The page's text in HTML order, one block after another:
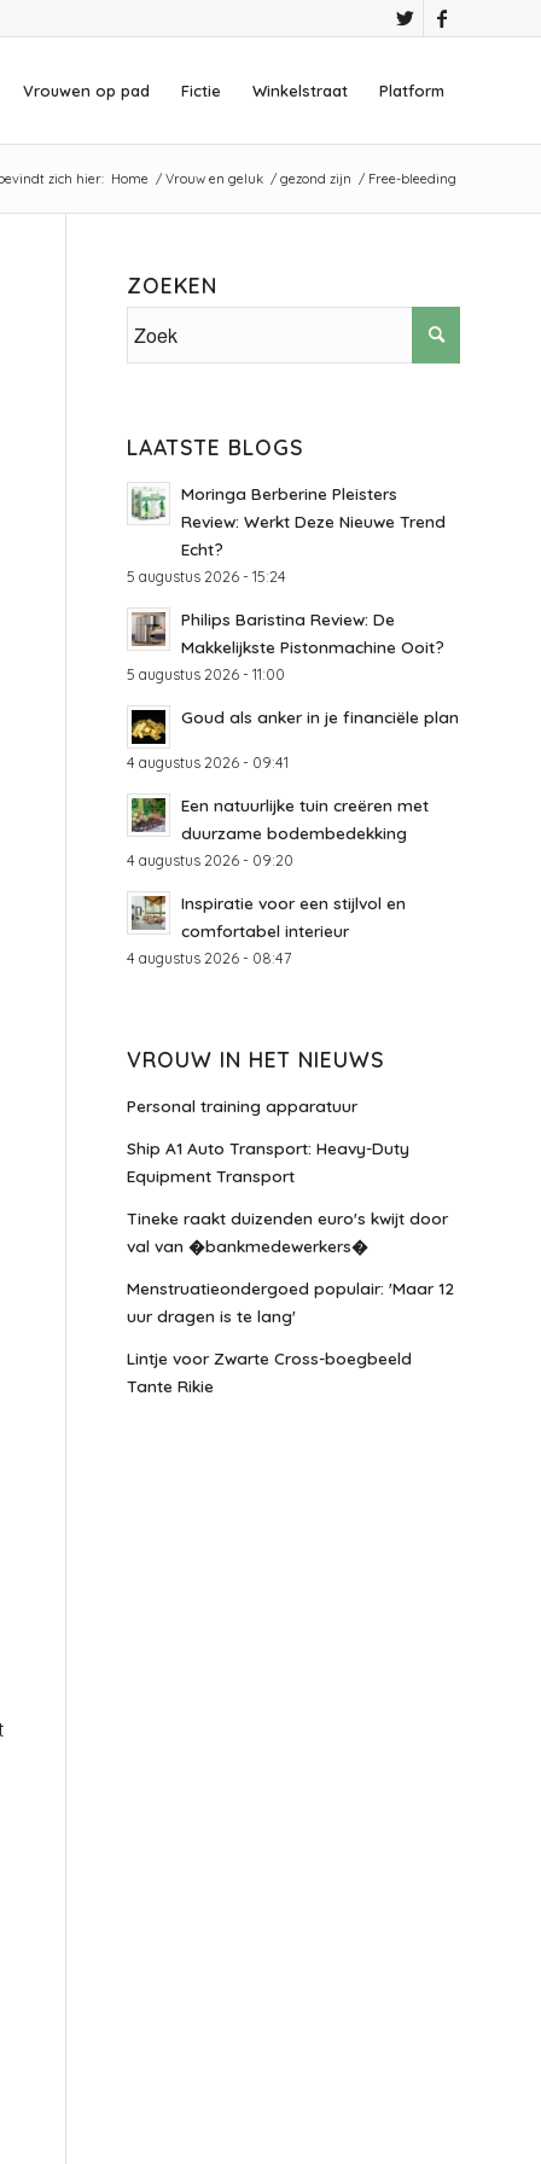
Vrouwen op pad Fictie Winkelstraat Platform
zich hier: Home / Vrouw en geluk / gezond zijn / Free-bleeding
ZOEKEN
LAATSTE BLOGS
Moringa Berberine Pleisters
Review: Werkt Deze Nieuwe Trend
Echt?
5 augustus 2026 - 15:24
Philips Baristina Review: De
Makkelijkste Pistonmachine Ooit?
5 augustus 2026 - 11:00
Goud als anker in je financiële plan
4 augustus 2026 - 09:41
Een natuurlijke tuin creëren met
duurzame bodembedekking
4 augustus 2026 - 09:20
Inspiratie voor een stijlvol en
comfortabel interieur
4 augustus 2026 - 08:47
VROUW IN HET NIEUWS
Personal training apparatuur
Ship A1 Auto Transport: Heavy-Duty
Equipment Transport
Tineke raakt duizenden euro's kwijt door
val van �bankmedewerkers�
Menstruatieondergoed populair: 'Maar 12
uur dragen is te lang'
Lintje voor Zwarte Cross-boegbeeld
Tante Rikie